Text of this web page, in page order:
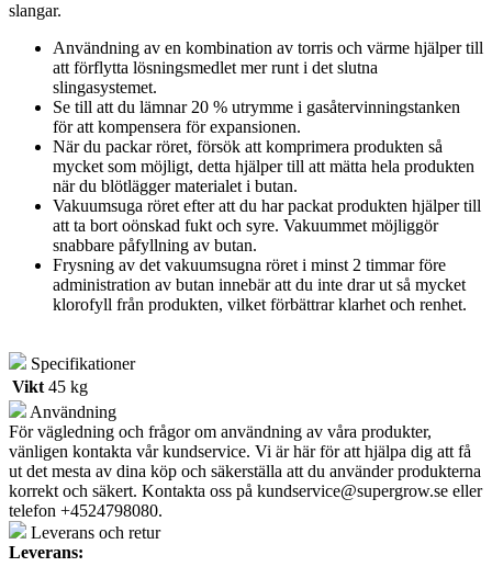
slangar.
Användning av en kombination av torris och värme hjälper till
att förflytta lösningsmedlet mer runt i det slutna
slingasystemet.
Se till att du lämnar 20 % utrymme i gasåtervinningstanken
för att kompensera för expansionen.
När du packar röret, försök att komprimera produkten så
mycket som möjligt, detta hjälper till att mätta hela produkten
när du blötlägger materialet i butan.
Vakuumsuga röret efter att du har packat produkten hjälper till
att ta bort oönskad fukt och syre. Vakuummet möjliggör
snabbare påfyllning av butan.
Frysning av det vakuumsugna röret i minst 2 timmar före
administration av butan innebär att du inte drar ut så mycket
klorofyll från produkten, vilket förbättrar klarhet och renhet.
Specifikationer
Vikt 45 kg
Användning
För vägledning och frågor om användning av våra produkter,
vänligen kontakta vår kundservice. Vi är här för att hjälpa dig att få
ut det mesta av dina köp och säkerställa att du använder produkterna
korrekt och säkert. Kontakta oss på kundservice@supergrow.se eller
telefon +4524798080.
Leverans och retur
Leverans: